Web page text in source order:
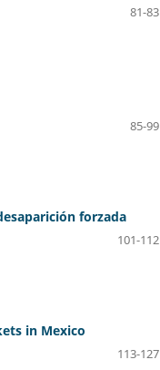
81-83
85-99
forzada
101-112
in Mexico
113-127